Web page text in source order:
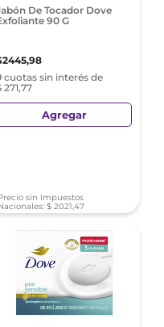
De Tocador Dove
90 G
2445,98
cuotas sin interés de
271,77
Agregar
sin Impuestos
$ 2021,47